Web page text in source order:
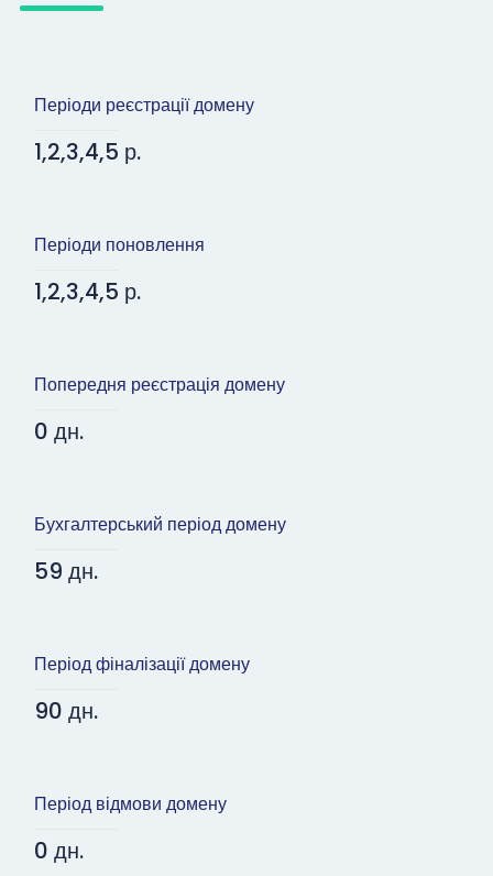
Періоди реєстрації домену
1,2,3,4,5 р.
Періоди поновлення
1,2,3,4,5 р.
Попередня реєстрація домену
0 дн.
Бухгалтерський період домену
59 дн.
Період фіналізації домену
90 дн.
Період відмови домену
0 дн.